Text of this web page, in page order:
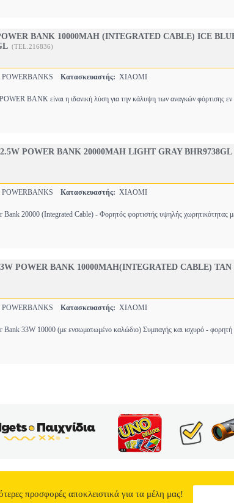
BANK 10000MAH (INTEGRATED CABLE) ICE
(TEL.216836)
POWERBANKS Κατασκευαστής: XIAOMI
BANK είναι η ιδανική λύση για την κάλυψη των αναγκών φόρτισης εν
POWER BANK 20000MAH LIGHT GRAY BHR9738GL
POWERBANKS Κατασκευαστής: XIAOMI
Bank 20000 (Integrated Cable) - Φορητός φορτιστής υψηλής χωρητικότητας
POWER BANK 10000MAH(INTEGRATED CABLE) TAN
POWERBANKS Κατασκευαστής: XIAOMI
33W 10000 (με ενσωματωμένο καλώδιο) Συμπαγής και ισχυρό -
προσφορές αποκλειστικά για τα μέλη μας!